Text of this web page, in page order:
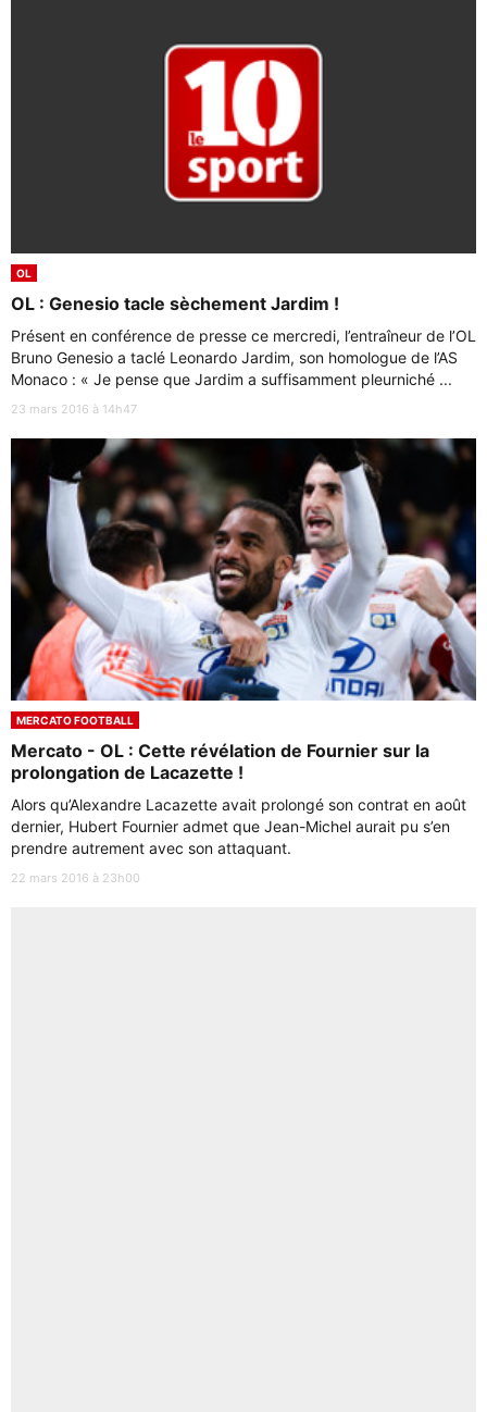
OL
OL : Genesio tacle sèchement Jardim !
Présent en conférence de presse ce mercredi, l’entraîneur de l’OL
Bruno Genesio a taclé Leonardo Jardim, son homologue de l’AS
Monaco : « Je pense que Jardim a suffisamment pleurniché ...
23 mars 2016 à 14h47
MERCATO FOOTBALL
Mercato - OL : Cette révélation de Fournier sur la
prolongation de Lacazette !
Alors qu’Alexandre Lacazette avait prolongé son contrat en août
dernier, Hubert Fournier admet que Jean-Michel aurait pu s’en
prendre autrement avec son attaquant.
22 mars 2016 à 23h00